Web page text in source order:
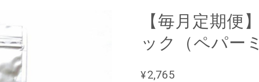
【毎月定期便
ック（ペパー
¥2,765